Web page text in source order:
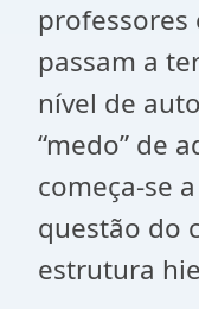
passam a
nível de
“medo” de
começa-se
questão do
estrutura